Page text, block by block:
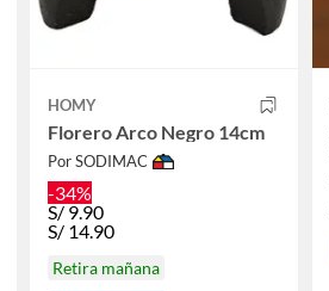
HOMY
Florero Arco Negro 14cm
Por SODIMAC
-34%
S/9.90
S/ 14.90
Retira mañana